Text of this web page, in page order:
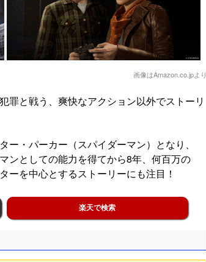
画像はAmazon.co.jpより
罪と戦う、爽快なアクション以外でストーリ
・パーカー（スパイダーマン）となり、
ンとしての能力を得てから8年、何百万の
ーを中心とするストーリーにも注目！
楽天で検索